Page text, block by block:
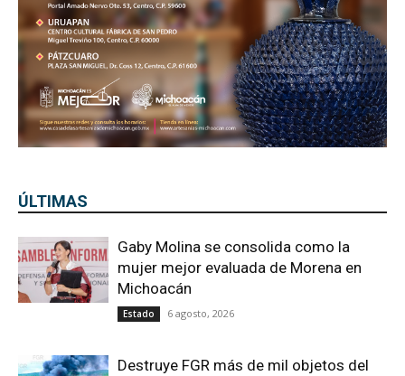
ÚLTIMAS
Gaby Molina se consolida como la
mujer mejor evaluada de Morena en
Michoacán
Estado 6 agosto, 2026
Destruye FGR más de mil objetos del